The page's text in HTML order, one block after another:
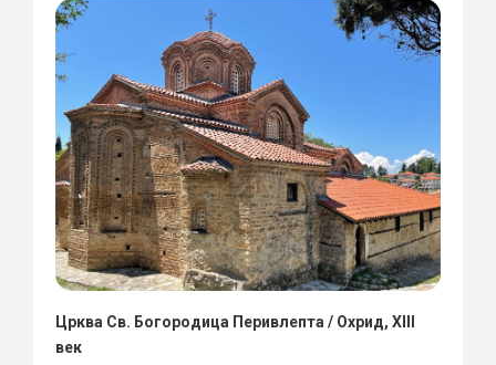
Црква Св. Богородица Перивлепта / Охрид, XIII
век